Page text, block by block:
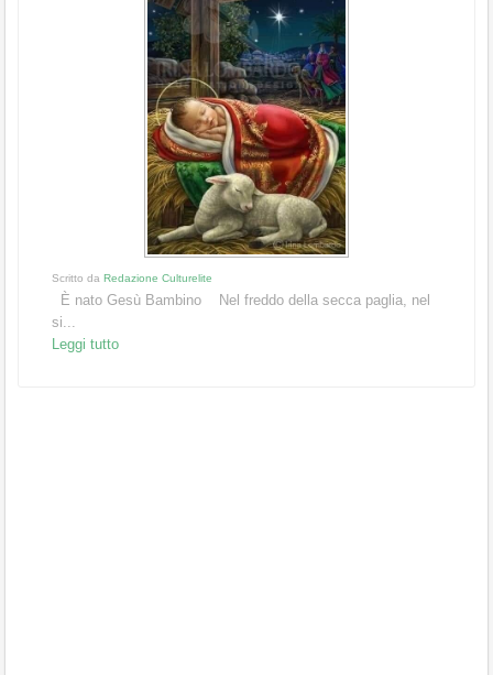
Scritto da Redazione Culturelite
È nato Gesù Bambino Nel freddo della secca paglia, nel
si...
Leggi tutto